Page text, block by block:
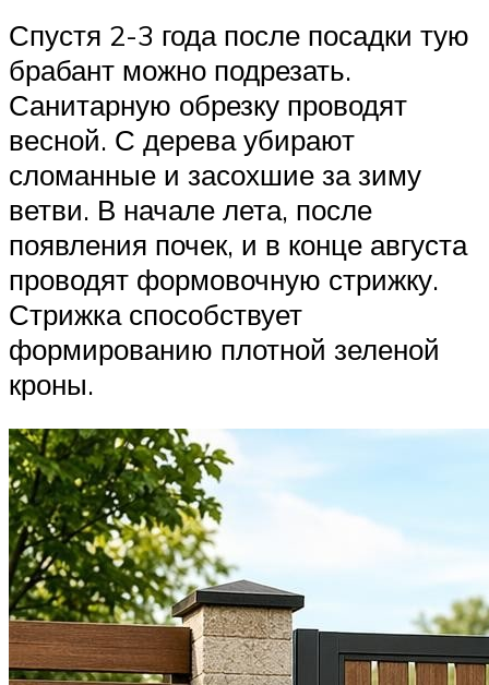
Спустя 2-3 года после посадки тую
брабант можно подрезать.
Санитарную обрезку проводят
весной. С дерева убирают
сломанные и засохшие за зиму
ветви. В начале лета, после
появления почек, и в конце августа
проводят формовочную стрижку.
Стрижка способствует
формированию плотной зеленой
кроны.